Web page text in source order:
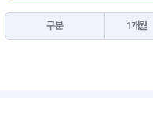
구분 1개월